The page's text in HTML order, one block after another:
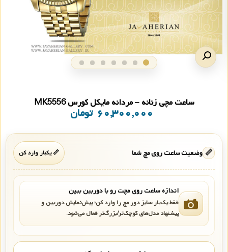
ساعت مچی زنانه – مردانه مایکل کورس MK5556
۶۰,۳۰۰,۰۰۰ تومان
📏 وضعیت ساعت روی مچ شما 📏 یکبار وارد کن
اندازه ساعت روی مچت رو با دوربین ببین
فقط یک‌بار سایز دور مچ را وارد کن؛ پیش‌نمایش دوربین و
پیشنهاد مدل‌های کوچک‌تر/بزرگ‌تر فعال می‌شود.